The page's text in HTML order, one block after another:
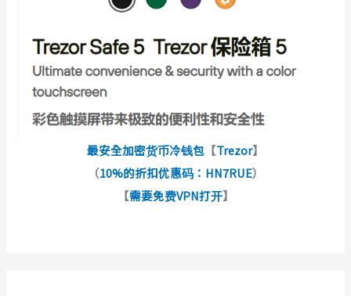
最安全加密货币冷钱包 【Trezor】
（10%的折扣优惠码：HN7RUE）
【需要免费VPN打开】